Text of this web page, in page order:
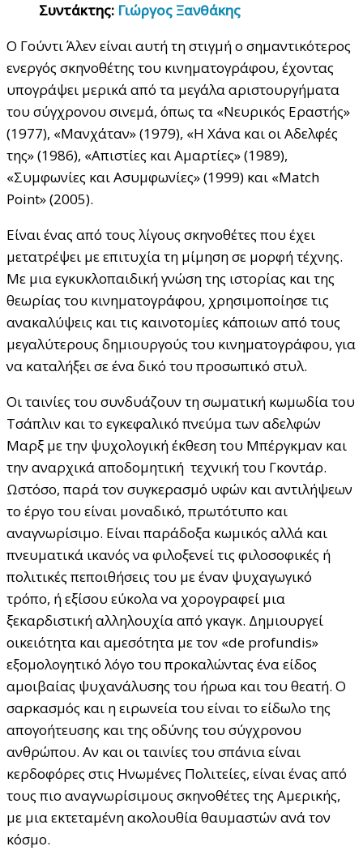
Συντάκτης: Γιώργος Ξανθάκης
Ο Γούντι Άλεν είναι αυτή τη στιγμή ο σημαντικότερος
ενεργός σκηνοθέτης του κινηματογράφου, έχοντας
υπογράψει μερικά από τα μεγάλα αριστουργήματα
του σύγχρονου σινεμά, όπως τα «Νευρικός Εραστής»
(1977), «Μανχάταν» (1979), «Η Χάνα και οι Αδελφές
της» (1986), «Απιστίες και Αμαρτίες» (1989),
«Συμφωνίες και Ασυμφωνίες» (1999) και «Match
Point» (2005).
Είναι ένας από τους λίγους σκηνοθέτες που έχει
μετατρέψει με επιτυχία τη μίμηση σε μορφή τέχνης.
Με μια εγκυκλοπαιδική γνώση της ιστορίας και της
θεωρίας του κινηματογράφου, χρησιμοποίησε τις
ανακαλύψεις και τις καινοτομίες κάποιων από τους
μεγαλύτερους δημιουργούς του κινηματογράφου, για
να καταλήξει σε ένα δικό του προσωπικό στυλ.
Οι ταινίες του συνδυάζουν τη σωματική κωμωδία του
Τσάπλιν και το εγκεφαλικό πνεύμα των αδελφών
Μαρξ με την ψυχολογική έκθεση του Μπέργκμαν και
την αναρχικά αποδομητική τεχνική του Γκοντάρ.
Ωστόσο, παρά τον συγκερασμό υφών και αντιλήψεων
το έργο του είναι μοναδικό, πρωτότυπο και
αναγνωρίσιμο. Είναι παράδοξα κωμικός αλλά και
πνευματικά ικανός να φιλοξενεί τις φιλοσοφικές ή
πολιτικές πεποιθήσεις του με έναν ψυχαγωγικό
τρόπο, ή εξίσου εύκολα να χορογραφεί μια
ξεκαρδιστική αλληλουχία από γκαγκ. Δημιουργεί
οικειότητα και αμεσότητα με τον «de profundis»
εξομολογητικό λόγο του προκαλώντας ένα είδος
αμοιβαίας ψυχανάλυσης του ήρωα και του θεατή. Ο
σαρκασμός και η ειρωνεία του είναι το είδωλο της
απογοήτευσης και της οδύνης του σύγχρονου
ανθρώπου. Αν και οι ταινίες του σπάνια είναι
κερδοφόρες στις Ηνωμένες Πολιτείες, είναι ένας από
τους πιο αναγνωρίσιμους σκηνοθέτες της Αμερικής,
με μια εκτεταμένη ακολουθία θαυμαστών ανά τον
κόσμο.